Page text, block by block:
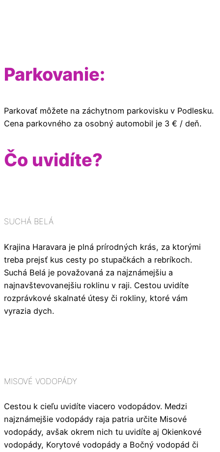
Parkovanie:
Parkovať môžete na záchytnom parkovisku v Podlesku.
Cena parkovného za osobný automobil je 3 € / deň.
Čo uvidíte?
SUCHÁ BELÁ
Krajina Haravara je plná prírodných krás, za ktorými
treba prejsť kus cesty po stupačkách a rebríkoch.
Suchá Belá je považovaná za najznámejšiu a
najnavštevovanejšiu roklinu v raji. Cestou uvidíte
rozprávkové skalnaté útesy či rokliny, ktoré vám
vyrazia dych.
MISOVÉ VODOPÁDY
Cestou k cieľu uvidíte viacero vodopádov. Medzi
najznámejšie vodopády raja patria určite Misové
vodopády, avšak okrem nich tu uvidíte aj Okienkové
vodopády, Korytové vodopády a Bočný vodopád či